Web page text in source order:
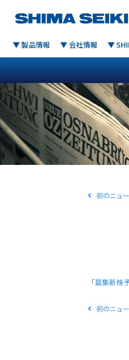
▼ 製品情報 ▼ 会社情報 ▼
前のニュ
「募集新株
前のニュ